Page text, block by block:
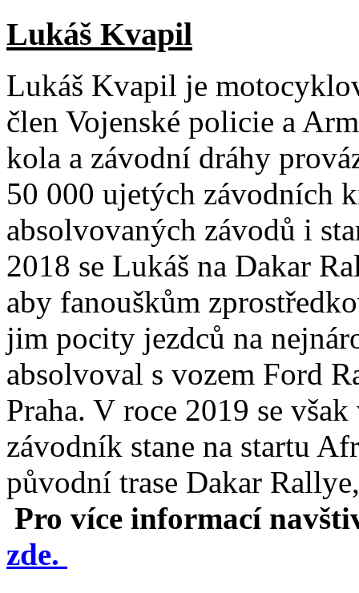
Lukáš Kvapil
Lukáš Kvapil je
člen Vojenské policie a
kola a závodní dráhy
50 000 ujetých závodních
absolvovaných závodů i
2018 se Lukáš na Dakar
aby fanouškům
jim pocity jezdců na
absolvoval s vozem Ford
Praha. V roce 2019 se
závodník stane na startu
původní trase Dakar
Pro více informací
zde.